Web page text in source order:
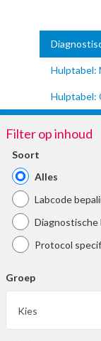
Hulptabel:
Hulptabel:
Filter op inhoud
Soort
Alles
Labcode
Diagnostische
Protocol
Groep
Kies